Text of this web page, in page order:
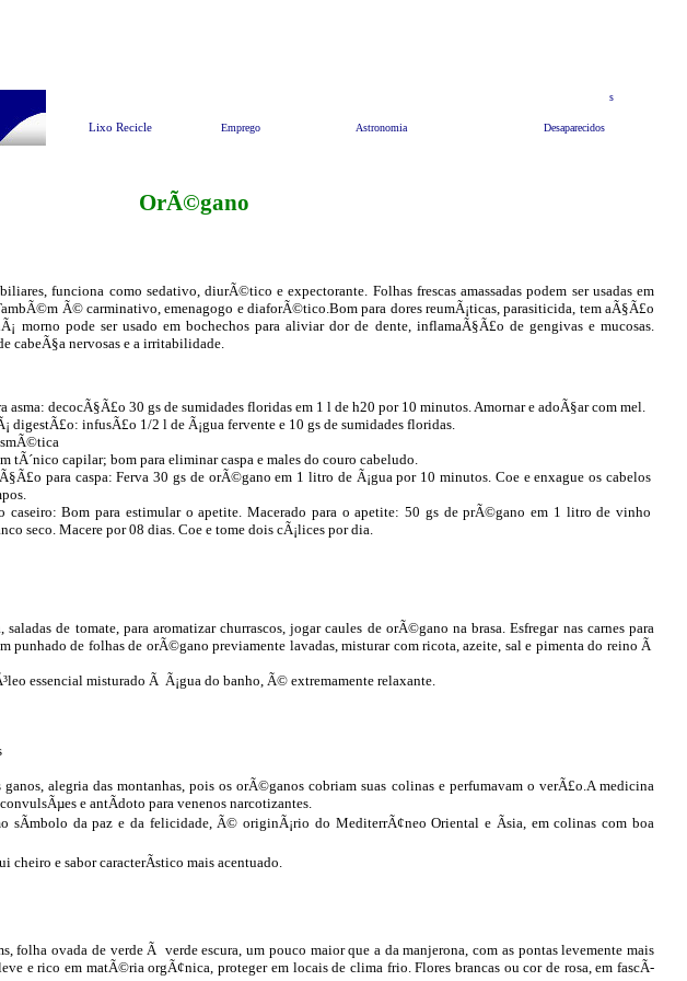
sAnuncie
Lixo Recicle Emprego Astronomia Desaparecidos
OrÃ©gano
funciona como sedativo, diurÃ©tico e expectorante. Folhas frescas amassadas podem ser usadas em
Ã© carminativo, emenagogo e diaforÃ©tico.Bom para dores reumÃ¡ticas, parasiticida, tem aÃ§Ã£o
morno pode ser usado em bochechos para aliviar dor de dente, inflamaÃ§Ã£o de gengivas e mucosas.
cabeÃ§a nervosas e a irritabilidade.
asma: decocÃ§Ã£o 30 gs de sumidades floridas em 1 l de h20 por 10 minutos. Amornar e adoÃ§ar com mel.
digestÃ£o: infusÃ£o 1/2 l de Ã¡gua fervente e 10 gs de sumidades floridas.
tÃ´nico capilar; bom para eliminar caspa e males do couro cabeludo.
para caspa: Ferva 30 gs de orÃ©gano em 1 litro de Ã¡gua por 10 minutos. Coe e enxague os cabelos
caseiro: Bom para estimular o apetite. Macerado para o apetite: 50 gs de prÃ©gano em 1 litro de vinho
seco. Macere por 08 dias. Coe e tome dois cÃ¡lices por dia.
de tomate, para aromatizar churrascos, jogar caules de orÃ©gano na brasa. Esfregar nas carnes para
punhado de folhas de orÃ©gano previamente lavadas, misturar com ricota, azeite, sal e pimenta do reino Ã
essencial misturado Ã Ã¡gua do banho, Ã© extremamente relaxante.
ganos, alegria das montanhas, pois os orÃ©ganos cobriam suas colinas e perfumavam o verÃ£o.A medicina
e antÃ­doto para venenos narcotizantes.
sÃ­mbolo da paz e da felicidade, Ã© originÃ¡rio do MediterrÃ¢neo Oriental e Ãsia, em colinas com boa
cheiro e sabor caracterÃ­stico mais acentuado.
folha ovada de verde Ã verde escura, um pouco maior que a da manjerona, com as pontas levemente mais
e rico em matÃ©ria orgÃ¢nica, proteger em locais de clima frio. Flores brancas ou cor de rosa, em fascÃ­